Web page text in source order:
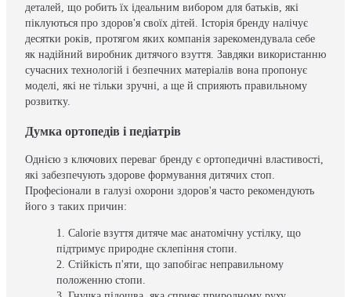
деталей, що робить їх ідеальним вибором для батьків, які
піклуються про здоров'я своїх дітей. Історія бренду налічує
десятки років, протягом яких компанія зарекомендувала себе
як надійний виробник дитячого взуття. Завдяки використанню
сучасних технологій і безпечних матеріалів вона пропонує
моделі, які не тільки зручні, а ще й сприяють правильному
розвитку.
Думка ортопедів і педіатрів
Однією з ключових переваг бренду є ортопедичні властивості,
які забезпечують здорове формування дитячих стоп.
Професіонали в галузі охорони здоров'я часто рекомендують
його з таких причин:
Calorie взуття дитяче має анатомічну устілку, що
підтримує природне склепіння стопи.
Стійкість п'яти, що запобігає неправильному
положенню стопи.